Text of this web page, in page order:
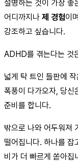
설명하는 것이 가장 좋
어디까지나 제 경험이
강조하고 싶습니다.
ADHD를 겪는다는 것
넓게 탁 트인 들판에
폭풍이 다가오자, 당신
준비를 합니다.
밖으로 나와 어두워져
떨어집니다. 하나를 잡
비가 더 빠르게 쏟아집